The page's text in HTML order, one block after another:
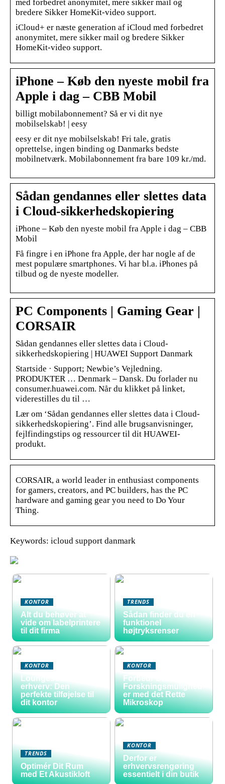
med forbedret anonymitet, mere sikker mail og
bredere Sikker HomeKit-video support.
iCloud+ er næste generation af iCloud med forbedret
anonymitet, mere sikker mail og bredere Sikker
HomeKit-video support.
iPhone – Køb den nyeste mobil fra
Apple i dag – CBB Mobil
billigt mobilabonnement? Så er vi dit nye
mobilselskab! | eesy
eesy er dit nye mobilselskab! Fri tale, gratis
oprettelse, ingen binding og Danmarks bedste
mobilnetværk. Mobilabonnement fra bare 109 kr./md.
Sådan gendannes eller slettes data
i Cloud-sikkerhedskopiering
iPhone – Køb den nyeste mobil fra Apple i dag – CBB
Mobil
Få fingre i en iPhone fra Apple, der har nogle af de
mest populære smartphones. Vi har bl.a. iPhones på
tilbud og de nyeste modeller.
PC Components | Gaming Gear |
CORSAIR
Sådan gendannes eller slettes data i Cloud-
sikkerhedskopiering | HUAWEI Support Danmark
Startside · Support; Newbie’s Vejledning.
PRODUKTER … Denmark – Dansk. Du forlader nu
consumer.huawei.com. Når du klikket på linket,
viderestilles du til …
Lær om ‘Sådan gendannes eller slettes data i Cloud-
sikkerhedskopiering’. Find alle brugsanvisninger,
fejlfindingstips og ressourcer til dit HUAWEI-
produkt.
CORSAIR, a world leader in enthusiast components
for gamers, creators, and PC builders, has the PC
hardware and gaming gear you need to Do Your
Thing.
Keywords: icloud support danmark
KONTOR
Alt du behøver at
vide om labelprintere
til dit firma
TRENDS
Sådan finder du en
funktionel
højtryksrenser
KONTOR
Loungesofa til
erhverv: Den
perfekte tilføjelse til
dit kontor
KONTOR
Forbedr Dine
Forskningsmulighed
er med det Rette
Mikroskop
TRENDS
Optimér Dit Rum
med Et Akustikloft
KONTOR
Derfor er
erhvervsrengøring
essentielt i din butik